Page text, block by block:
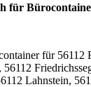
für